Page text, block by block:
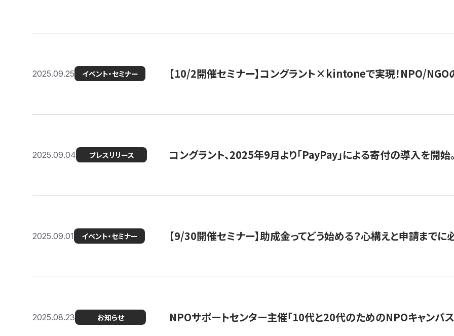
2025.09.25 イベント・セミナー 【10/2開催セミナー】コングラント×kintoneで実現！NPO/NGO
2025.09.04 プレスリリース コングラント、2025年9月より「PayPay」による寄付の導入を開始
2025.09.01 イベント・セミナー 【9/30開催セミナー】助成金ってどう始める？心構えと申請まで
2025.08.23 お知らせ NPOサポートセンター主催「10代と20代のためのNPOキャンパ